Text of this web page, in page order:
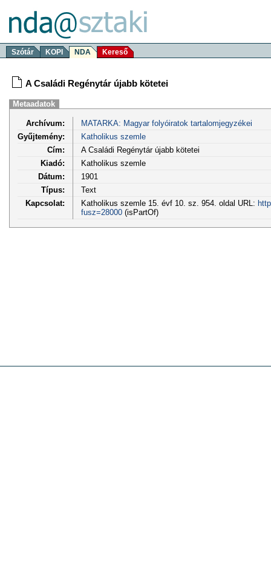
Szótár KOPI NDA Kereső
A Családi Regénytár újabb kötetei
Metaadatok
Archívum:
MATARKA: Magyar folyóiratok tartalomjegyzékei
Gyűjtemény:
Katholikus szemle
Cím:
A Családi Regénytár újabb kötetei
Kiadó:
Katholikus szemle
Dátum:
1901
Típus:
Text
Kapcsolat:
Katholikus szemle 15. évf 10. sz. 954. oldal URL:
fusz=28000(isPartOf)